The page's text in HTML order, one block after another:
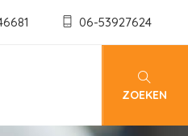
06-53927624
ZOEKEN